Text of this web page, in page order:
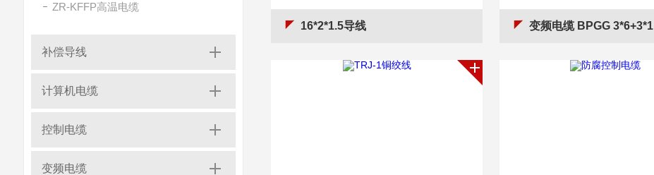
ZR-KFFP高温电缆
补偿导线
计算机电缆
控制电缆
变频电缆
16*2*1.5导线 变频电缆 BPGG 3*6+3*1